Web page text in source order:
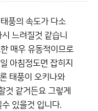
풍의 속도가 다소
느려질것 같습니
매우 유동적이므로
아침정도면 잡히지
태풍이 오키나와
것 같거든요 그렇게
있을것 입니다.